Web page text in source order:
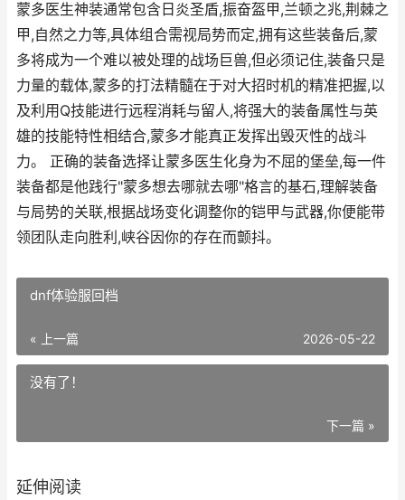
蒙多医生神装通常包含日炎圣盾,振奋盔甲,兰顿之兆,荆棘之
甲,自然之力等,具体组合需视局势而定,拥有这些装备后,蒙
多将成为一个难以被处理的战场巨兽,但必须记住,装备只是
力量的载体,蒙多的打法精髓在于对大招时机的精准把握,以
及利用Q技能进行远程消耗与留人,将强大的装备属性与英
雄的技能特性相结合,蒙多才能真正发挥出毁灭性的战斗
力。 正确的装备选择让蒙多医生化身为不屈的堡垒,每一件
装备都是他践行"蒙多想去哪就去哪"格言的基石,理解装备
与局势的关联,根据战场变化调整你的铠甲与武器,你便能带
领团队走向胜利,峡谷因你的存在而颤抖。
dnf体验服回档
« 上一篇 2026-05-22
没有了！
下一篇 »
延伸阅读